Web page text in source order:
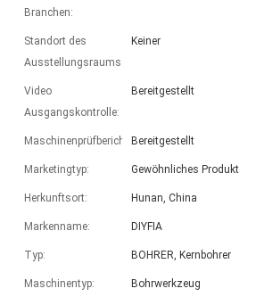
Branchen:
Standort des
Ausstellungsraums:
Keiner
Video
Ausgangskontrolle:
Bereitgestellt
Maschinenprüfbericht: Bereitgestellt
Marketingtyp: Gewöhnliches Produkt
Herkunftsort: Hunan, China
Markenname: DIYFIA
Typ: BOHRER, Kernbohrer
Maschinentyp: Bohrwerkzeug